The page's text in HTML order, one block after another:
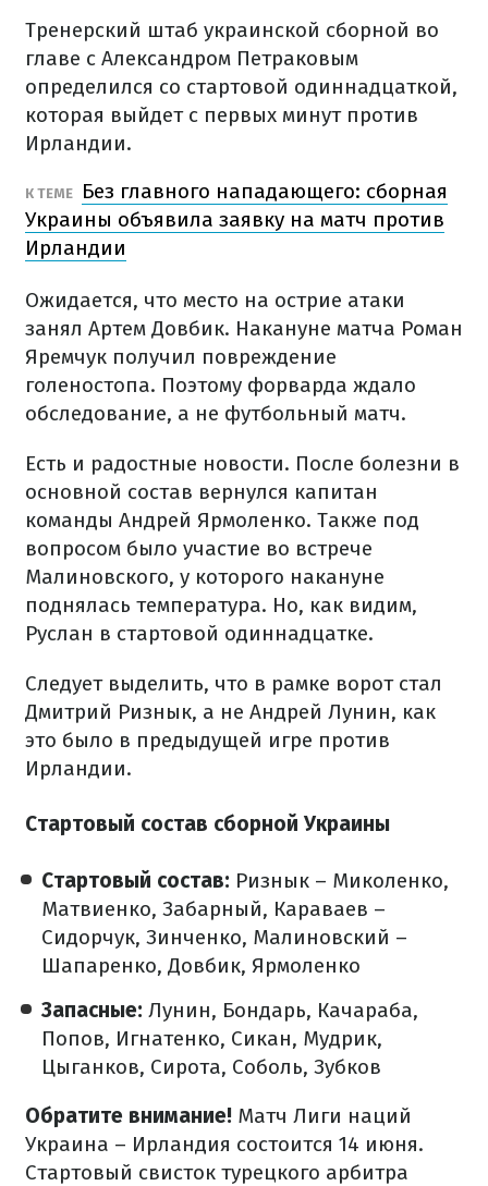
Тренерский штаб украинской сборной во
главе с Александром Петраковым
определился со стартовой одиннадцаткой,
которая выйдет с первых минут против
Ирландии.
К ТЕМЕ
Без главного нападающего: сборная
Украины объявила заявку на матч против
Ирландии
Ожидается, что место на острие атаки
занял Артем Довбик. Накануне матча Роман
Яремчук получил повреждение
голеностопа. Поэтому форварда ждало
обследование, а не футбольный матч.
Есть и радостные новости. После болезни в
основной состав вернулся капитан
команды Андрей Ярмоленко. Также под
вопросом было участие во встрече
Малиновского, у которого накануне
поднялась температура. Но, как видим,
Руслан в стартовой одиннадцатке.
Следует выделить, что в рамке ворот стал
Дмитрий Ризнык, а не Андрей Лунин, как
это было в предыдущей игре против
Ирландии.
Стартовый состав сборной Украины
Стартовый состав: Ризнык – Миколенко,
Матвиенко, Забарный, Караваев –
Сидорчук, Зинченко, Малиновский –
Шапаренко, Довбик, Ярмоленко
Запасные: Лунин, Бондарь, Качараба,
Попов, Игнатенко, Сикан, Мудрик,
Цыганков, Сирота, Соболь, Зубков
Обратите внимание! Матч Лиги наций
Украина – Ирландия состоится 14 июня.
Стартовый свисток турецкого арбитра